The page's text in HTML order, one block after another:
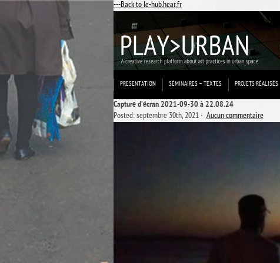
---Back to le-hub.hear.fr
PRESENTATION SÉMINAIRES – TEXTES PROJETS RÉALISÉS
Capture d’écran 2021-09-30 à 22.08.24
Posted: septembre 30th, 2021 ˑAucun commentaire